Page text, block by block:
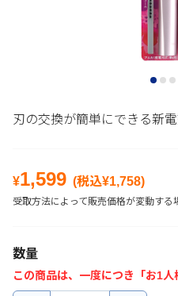
刃の交換が簡単にできる新
¥1,599 (税込¥1,758)
受取方法によって販売価格が変動する
数量
この商品は、一度につき「お1人